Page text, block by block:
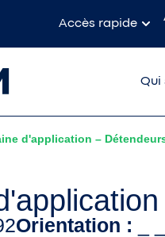
Accès rapide
Qui
d'application –
Orientation :